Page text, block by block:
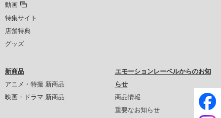
動画
特集サイト
店舗特典
グッズ
新商品
アニメ・特撮 新商品
映画・ドラマ 新商品
エモーションレーベルからのお知
らせ
商品情報
重要なお知らせ